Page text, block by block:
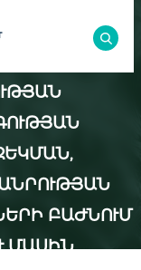
ԲԱԺՆՈՒՄ
ՄԱՍԻՆ